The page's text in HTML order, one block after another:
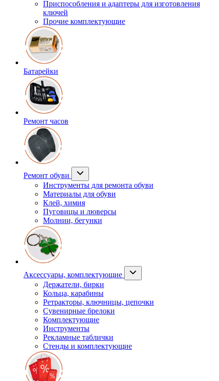
Приспособления и адаптеры для изготовления
ключей
Прочие комплектующие
Батарейки
Ремонт часов
Ремонт обуви
Инструменты для ремонта обуви
Материалы для обуви
Клей, химия
Пуговицы и люверсы
Молнии, бегунки
Аксессуары, комплектующие
Держатели, бирки
Кольца, карабины
Ретракторы, ключницы, цепочки
Сувенирные брелоки
Комплектующие
Инструменты
Рекламные таблички
Стенды и комплектующие